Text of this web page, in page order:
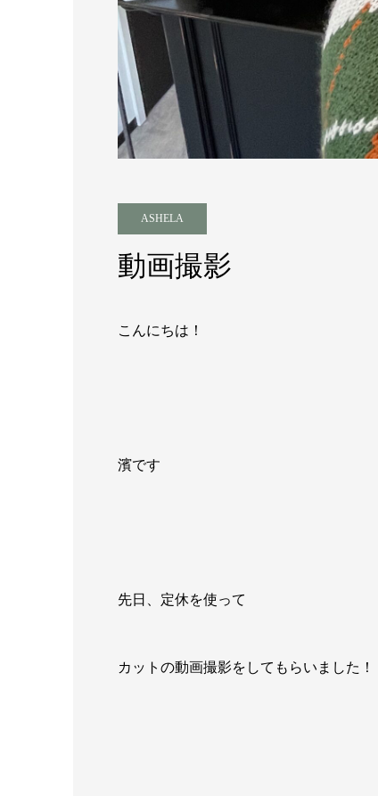
ASHELA
動画撮影
こんにちは！
濱です
先日、定休を使って
カットの動画撮影をしてもらいました！